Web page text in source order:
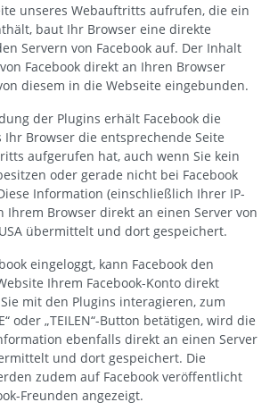
unseres Webauftritts aufrufen, die ein
baut Ihr Browser eine direkte
Servern von Facebook auf. Der Inhalt
Facebook direkt an Ihren Browser
diesem in die Webseite eingebunden.
der Plugins erhält Facebook die
Ihr Browser die entsprechende Seite
aufgerufen hat, auch wenn Sie kein
oder gerade nicht bei Facebook
Information (einschließlich Ihrer IP-
Ihrem Browser direkt an einen Server von
übermittelt und dort gespeichert.
eingeloggt, kann Facebook den
Ihrem Facebook-Konto direkt
mit den Plugins interagieren, zum
oder „TEILEN“-Button betätigen, wird die
ebenfalls direkt an einen Server
und dort gespeichert. Die
zudem auf Facebook veröffentlicht
Freunden angezeigt.